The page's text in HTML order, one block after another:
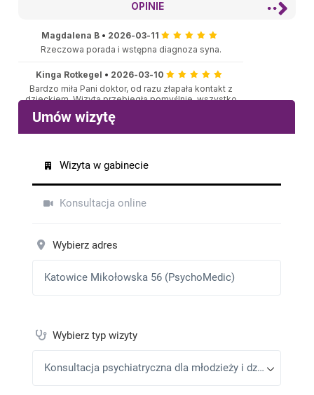
OPINIE
Magdalena B • 2026-03-11
Rzeczowa porada i wstępna diagnoza syna.
Kinga Rotkegel • 2026-03-10
Bardzo miła Pani doktor, od razu złapała kontakt z
dzieckiem. Wizyta przebiegła pomyślnie, wszystko
załatwiliśmy.
jannautowska•2026-02-25
Marzena
2026-02-18
Polecam
Jola•2026-01-16
Jolka
Mandrys Anna• 2025-11-12